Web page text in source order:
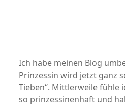
Ich habe meinen Blog
Prinzessin wird jetzt ganz
Tieben“. Mittlerweile fühle
so prinzessinenhaft und